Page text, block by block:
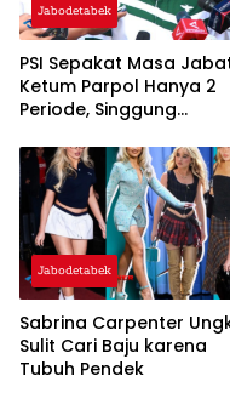
Jabodetabek
PSI Sepakat Masa
Ketum Parpol Hanya 2
Periode, Singgung
‘Warisan’
Jabodetabek
Sabrina Carpenter
Sulit Cari Baju karena
Tubuh Pendek